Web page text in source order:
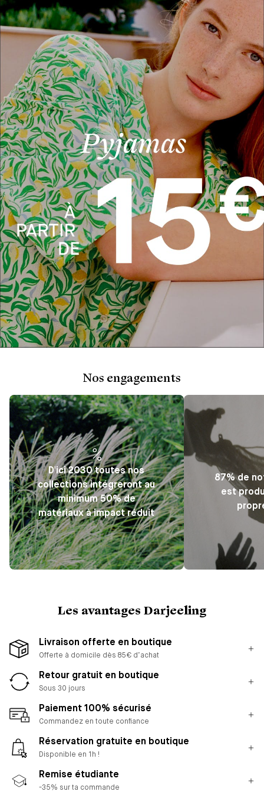
Nos engagements
D'ici 2030 toutes nos
collections intégreront au
minimum 50% de
matériaux à impact réduit
87% de
est
Les avantages Darjeeling
Livraison offerte en boutique
Offerte à domicile dès 85€ d’achat
Retour gratuit en boutique
Sous 30 jours
Paiement 100% sécurisé
Commandez en toute confiance
Réservation gratuite en boutique
Disponible en 1h !
Remise étudiante
-35% sur ta commande